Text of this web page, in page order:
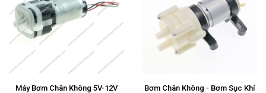
Máy Bơm Chân Không 5V-12V
Bơm Chân Không - Bơm Sục Khí